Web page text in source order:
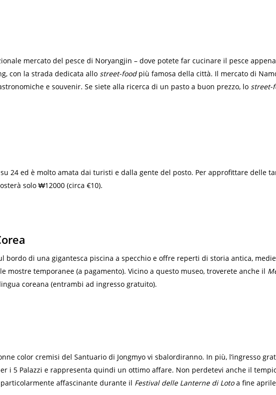
mercato del pesce di Noryangjin – dove potete far cucinare il pesce
con la strada dedicata allo street-foodpiù famosa della città. Il mercato di
e souvenir. Se siete alla ricerca di un pasto a buon prezzo, lo street-
24 ed è molto amata dai turisti e dalla gente del posto. Per approfittare delle
solo ₩12000 (circa €10).
bordo di una gigantesca piscina a specchio e offre reperti di storia antica,
mostre temporanee (a pagamento). Vicino a questo museo, troverete anche il
coreana (entrambi ad ingresso gratuito).
color cremisi del Santuario di Jongmyo vi sbalordiranno. In più, l’ingresso
i 5 Palazzi e rappresenta quindi un ottimo affare. Non perdetevi anche il
affascinante durante il Festival delle Lanterne di Lotoa fine